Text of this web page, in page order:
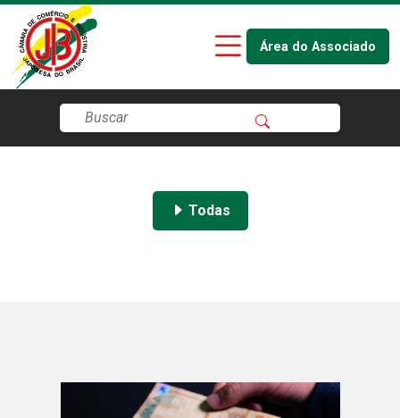
Área do Associado
Todas